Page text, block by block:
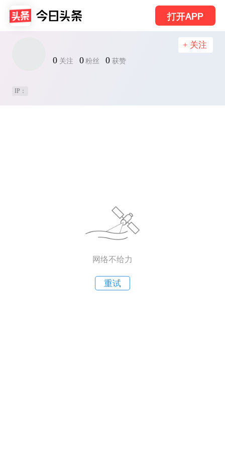
打开APP
0 关注 0 粉丝 0 获赞
+ 关注
IP：
网络不给力
重试